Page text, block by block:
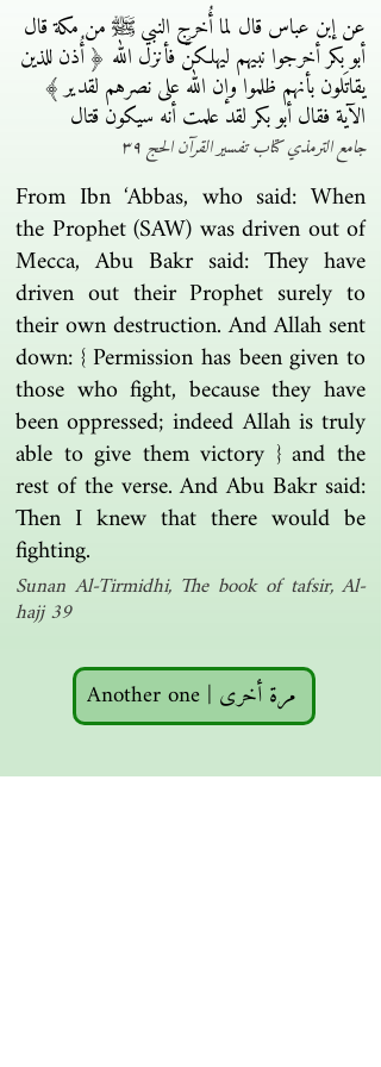
عن إبن عباس قال لما أُخرج النبي ﷺ من مكة قال
أبو بكر أخرجوا نبيهم ليهلكنَّ فأنزل الله ﴿ أُذن للذين
يقاتَلون بأنهم ظلموا وإن الله على نصرهم لقدير ﴾
الآية فقال أبو بكر لقد علمت أنه سيكون قتال
جامع الترمذي كتاب تفسير القرآن الحج ٣٩
From Ibn ‘Abbas, who said: When
the Prophet (SAW) was driven out of
Mecca, Abu Bakr said: They have
driven out their Prophet surely to
their own destruction. And Allah sent
down: { Permission has been given to
those who fight, because they have
been oppressed; indeed Allah is truly
able to give them victory } and the
rest of the verse. And Abu Bakr said:
Then I knew that there would be
fighting.
Sunan Al-Tirmidhi, The book of tafsir, Al-
hajj 39
Another one | مرة أخرى